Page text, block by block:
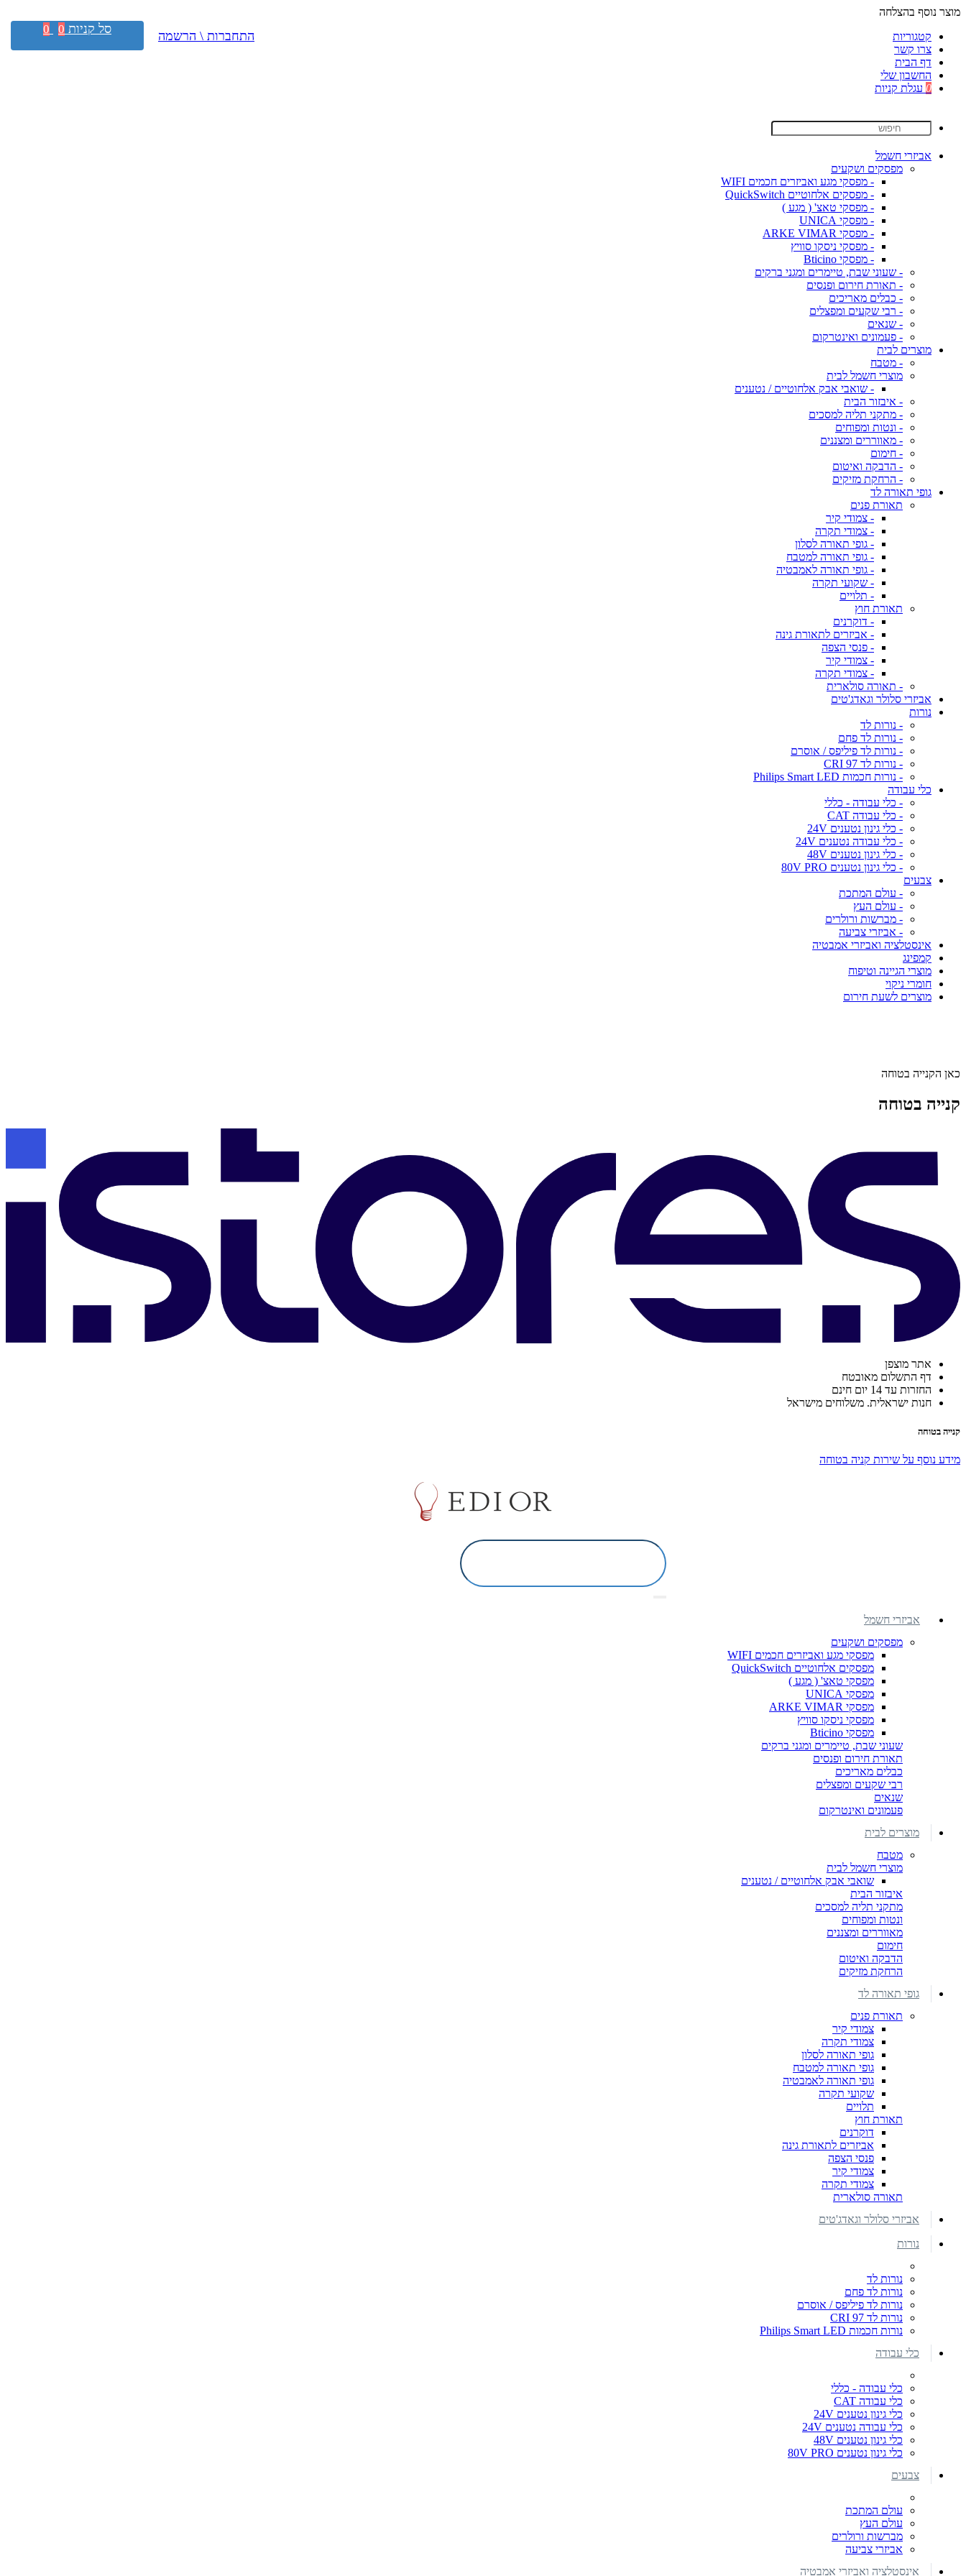
מוצר נוסף בהצלחה
קטגוריות
צרו קשר
דף הבית
החשבון שלי
0 עגלת קניות
אביזרי חשמל
מפסקים ושקעים
- מפסקי מגע ואביזרים חכמים WIFI
- מפסקים אלחוטיים QuickSwitch
- מפסקי טאצ' ( מגע )
- מפסקי UNICA
- מפסקי ARKE VIMAR
- מפסקי ניסקו סוויץ
- מפסקי Bticino
- שעוני שבת, טיימרים ומגני ברקים
- תאורת חירום ופנסים
- כבלים מאריכים
- רבי שקעים ומפצלים
- שנאים
- פעמונים ואינטרקום
מוצרים לבית
- מטבח
מוצרי חשמל לבית
- שואבי אבק אלחוטיים / נטענים
- איבזור הבית
- מתקני תליה למסכים
- ונטות ומפוחים
- מאווררים ומצננים
- חימום
- הדבקה ואיטום
- הרחקת מזיקים
גופי תאורה לד
תאורת פנים
- צמודי קיר
- צמודי תקרה
- גופי תאורה לסלון
- גופי תאורה למטבח
- גופי תאורה לאמבטיה
- שקועי תקרה
- תלויים
תאורת חוץ
- דוקרנים
- אביזרים לתאורת גינה
- פנסי הצפה
- צמודי קיר
- צמודי תקרה
- תאורה סולארית
אביזרי סלולר וגאדג'טים
נורות
- נורות לד
- נורות לד פחם
- נורות לד פיליפס / אוסרם
- נורות לד CRI 97
- נורות חכמות Philips Smart LED
כלי עבודה
- כלי עבודה - כללי
- כלי עבודה CAT
- כלי גינון נטענים 24V
- כלי עבודה נטענים 24V
- כלי גינון נטענים 48V
- כלי גינון נטענים 80V PRO
צבעים
- עולם המתכת
- עולם העץ
- מברשות ורולרים
- אביזרי צביעה
אינסטלציה ואביזרי אמבטיה
קמפינג
מוצרי הגיינה וטיפוח
חומרי ניקוי
מוצרים לשעת חירום
כאן הקנייה בטוחה
קנייה בטוחה
אתר מוצפן
דף התשלום מאובטח
החזרות עד 14 יום חינם
חנות ישראלית. משלוחים מישראל
קנייה בטוחה
מידע נוסף על שירות קניה בטוחה
התחברות \ הרשמה סל קניות 0
0
אביזרי חשמל
מפסקים ושקעים
מפסקי מגע ואביזרים חכמים WIFI
מפסקים אלחוטיים QuickSwitch
מפסקי טאצ' ( מגע )
מפסקי UNICA
מפסקי ARKE VIMAR
מפסקי ניסקו סוויץ
מפסקי Bticino
שעוני שבת, טיימרים ומגני ברקים
תאורת חירום ופנסים
כבלים מאריכים
רבי שקעים ומפצלים
שנאים
פעמונים ואינטרקום
מוצרים לבית
מטבח
מוצרי חשמל לבית
שואבי אבק אלחוטיים / נטענים
איבזור הבית
מתקני תליה למסכים
ונטות ומפוחים
מאווררים ומצננים
חימום
הדבקה ואיטום
הרחקת מזיקים
גופי תאורה לד
תאורת פנים
צמודי קיר
צמודי תקרה
גופי תאורה לסלון
גופי תאורה למטבח
גופי תאורה לאמבטיה
שקועי תקרה
תלויים
תאורת חוץ
דוקרנים
אביזרים לתאורת גינה
פנסי הצפה
צמודי קיר
צמודי תקרה
תאורה סולארית
אביזרי סלולר וגאדג'טים
נורות
נורות לד
נורות לד פחם
נורות לד פיליפס / אוסרם
נורות לד CRI 97
נורות חכמות Philips Smart LED
כלי עבודה
כלי עבודה - כללי
כלי עבודה CAT
כלי גינון נטענים 24V
כלי עבודה נטענים 24V
כלי גינון נטענים 48V
כלי גינון נטענים 80V PRO
צבעים
עולם המתכת
עולם העץ
מברשות ורולרים
אביזרי צביעה
אינסטלציה ואביזרי אמבטיה